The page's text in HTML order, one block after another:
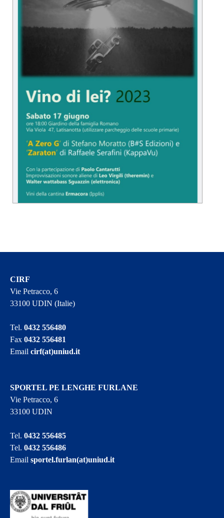
CIRF
Vie Petracco, 6
33100 UDIN (Italie)
Tel.0432 556480
Fax0432 556481
Emailcirf(at)uniud.it
SPORTEL PE LENGHE FURLANE
Vie Petracco, 6
33100 UDIN
Tel.0432 556485
Tel.0432 556486
Emailsportel.furlan(at)uniud.it